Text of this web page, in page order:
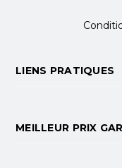
LIENS PRATIQUES
MEILLEUR PRIX